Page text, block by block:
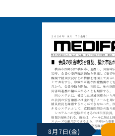
8月7日(金)